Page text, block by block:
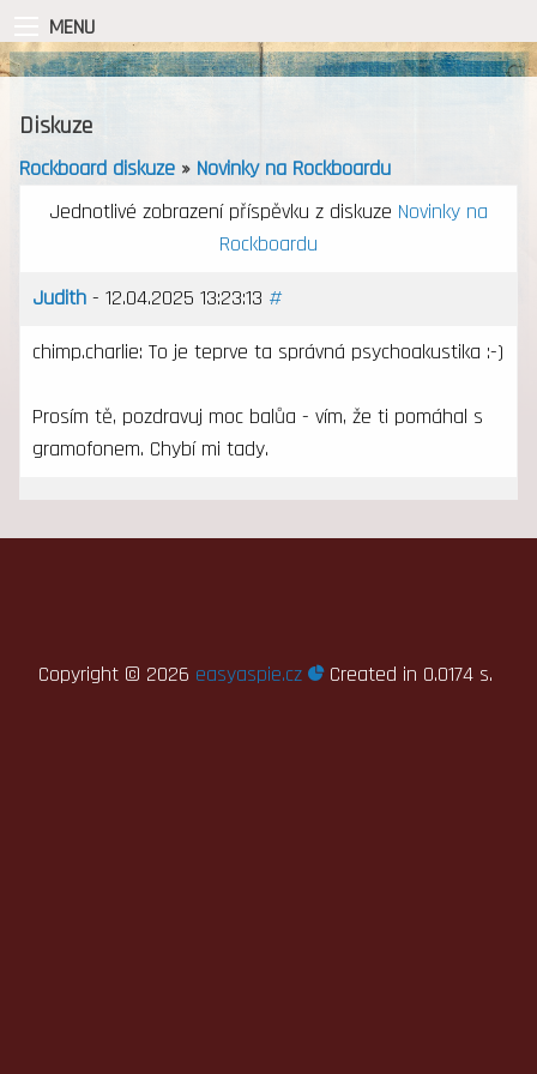
MENU
Diskuze
Rockboard diskuze» Novinky na Rockboardu
Jednotlivé zobrazení příspěvku z diskuze Novinky na
Rockboardu
Judith- 12.04.2025 13:23:13 #
chimp.charlie: To je teprve ta správná psychoakustika :-)
Prosím tě, pozdravuj moc balůa - vím, že ti pomáhal s
gramofonem. Chybí mi tady.
Copyright © 2026 easyaspie.cz Created in 0.0174 s.